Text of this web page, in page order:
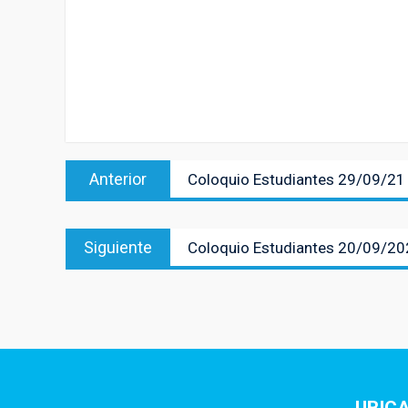
Navegación
de
entradas
Anterior
anterior:
Coloquio Estudiantes 29/09/21
Siguiente
siguiente:
Coloquio Estudiantes 20/09/